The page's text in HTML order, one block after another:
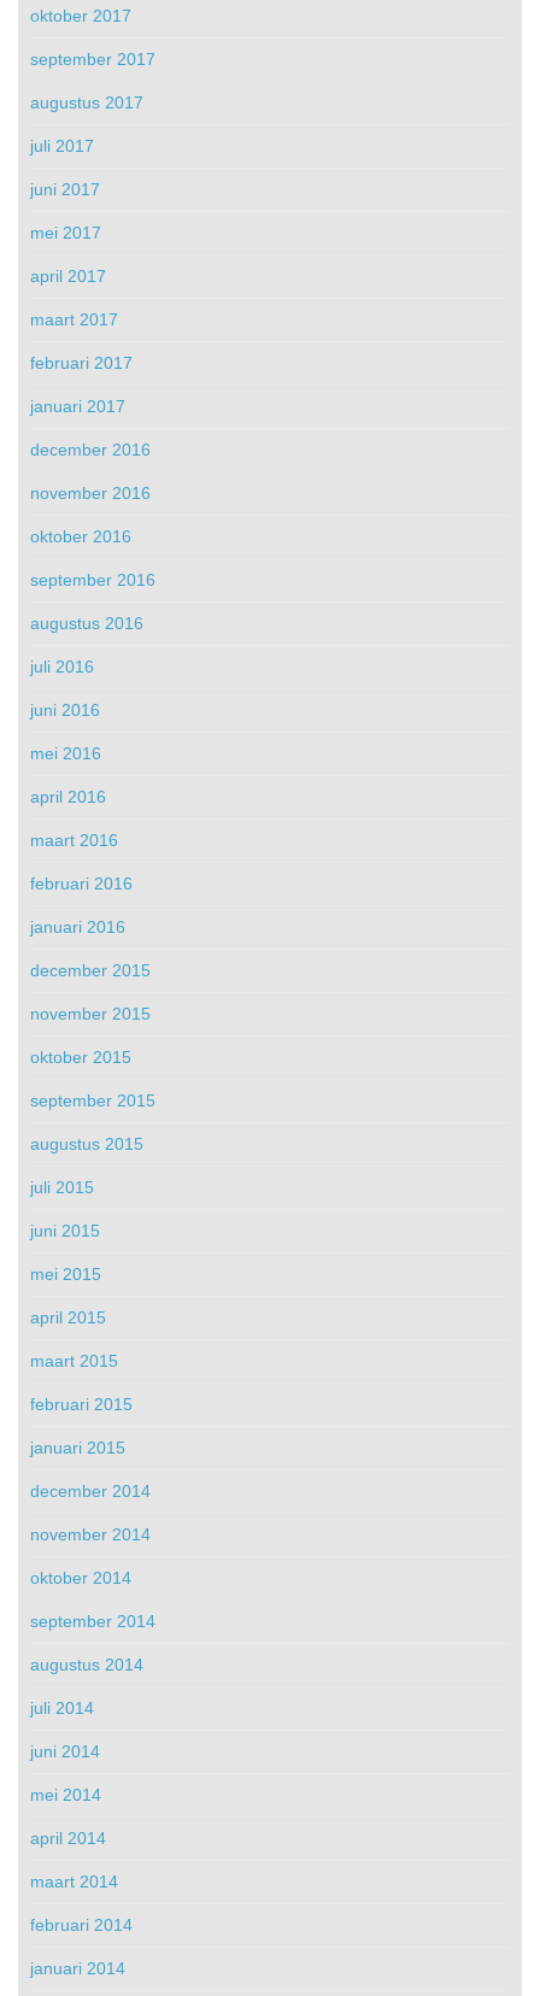
oktober 2017
september 2017
augustus 2017
juli 2017
juni 2017
mei 2017
april 2017
maart 2017
februari 2017
januari 2017
december 2016
november 2016
oktober 2016
september 2016
augustus 2016
juli 2016
juni 2016
mei 2016
april 2016
maart 2016
februari 2016
januari 2016
december 2015
november 2015
oktober 2015
september 2015
augustus 2015
juli 2015
juni 2015
mei 2015
april 2015
maart 2015
februari 2015
januari 2015
december 2014
november 2014
oktober 2014
september 2014
augustus 2014
juli 2014
juni 2014
mei 2014
april 2014
maart 2014
februari 2014
januari 2014